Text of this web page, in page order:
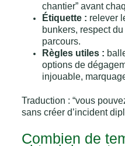
chantier” avant
Étiquette : relever
bunkers, respect
parcours.
Règles utiles :
options de
injouable,
Traduction : “vous
sans créer d’incident
Combien de